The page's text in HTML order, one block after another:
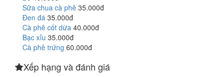
Sữa chua cà phê 35.000đ
Đen đá 35.000đ
Cà phê cốt dừa 40.000đ
Bạc xỉu 35.000đ
Cà phê trứng 60.000đ
Xếp hạng và đánh giá